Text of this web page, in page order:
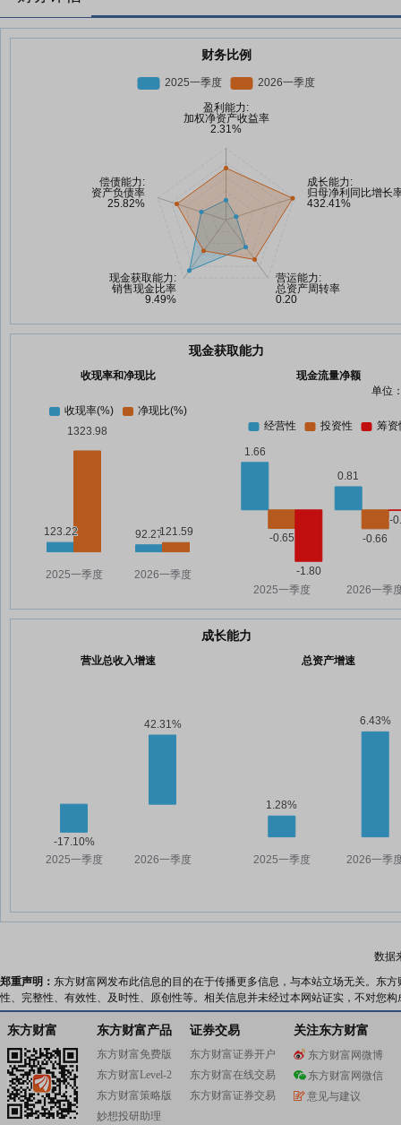
财务比例
现金获取能力
收现率和净现比
现金流量净额
单位
成长能力
营业总收入增速 总资产增速
数据
郑重声明： 东方财富网发布此信息的目的在于传播更多信息，与本站立场无关。东
性、完整性、有效性、及时性、原创性等。相关信息并未经过本网站证实，不对您
东方财富 东方财富产品
东方财富免费版
东方财富Level-2
东方财富策略版
妙想投研助理
证券交易
东方财富证券开户
东方财富在线交易
东方财富证券交易
关注东方财富
东方财富网微博
东方财富网微信
意见与建议